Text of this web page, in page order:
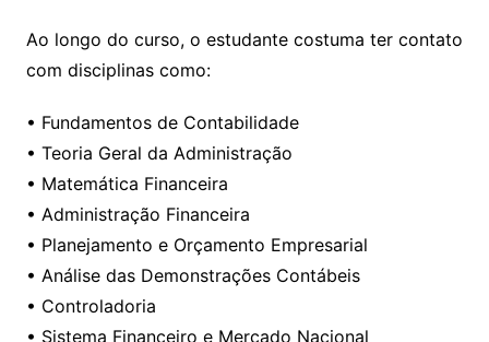
Ao longo do curso, o estudante costuma ter contato
com disciplinas como:
• Fundamentos de Contabilidade
• Teoria Geral da Administração
• Matemática Financeira
• Administração Financeira
• Planejamento e Orçamento Empresarial
• Análise das Demonstrações Contábeis
• Controladoria
• Sistema Financeiro e Mercado Nacional